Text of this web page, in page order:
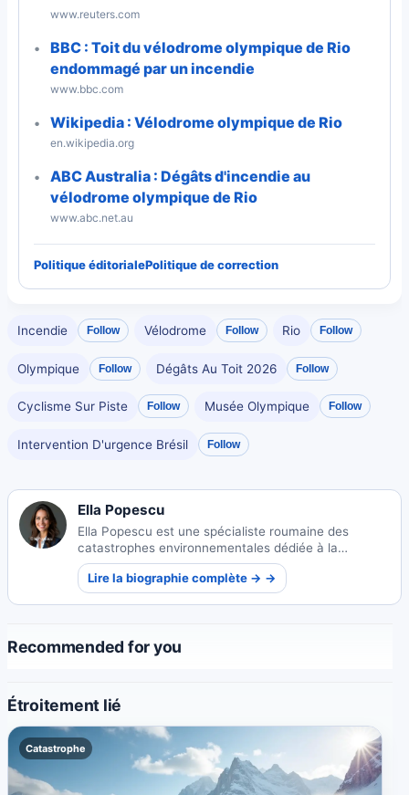
www.reuters.com
BBC : Toit du vélodrome olympique de Rio
endommagé par un incendie
www.bbc.com
Wikipedia : Vélodrome olympique de Rio
en.wikipedia.org
ABC Australia : Dégâts d'incendie au
vélodrome olympique de Rio
www.abc.net.au
Politique éditorialePolitique de correction
Incendie Follow Vélodrome Follow Rio Follow
Olympique Follow Dégâts Au Toit 2026 Follow
Cyclisme Sur Piste Follow Musée Olympique Follow
Intervention D'urgence Brésil Follow
Ella Popescu
Ella Popescu est une spécialiste roumaine des
catastrophes environnementales dédiée à la
compréhension et à l'atténuation des crises
écologiques. Son expertise aide les communautés à
se préparer et à se remettre des catastrophes
Lire la biographie complète → →
Recommended for you
Étroitement lié
Catastrophe